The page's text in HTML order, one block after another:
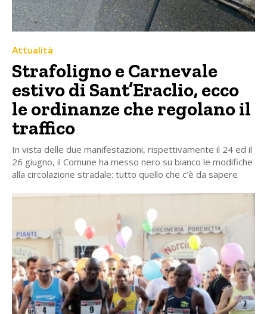
Attualità
Strafoligno e Carnevale
estivo di Sant’Eraclio, ecco
le ordinanze che regolano il
traffico
In vista delle due manifestazioni, rispettivamente il 24 ed il
26 giugno, il Comune ha messo nero su bianco le modifiche
alla circolazione stradale: tutto quello che c’è da sapere